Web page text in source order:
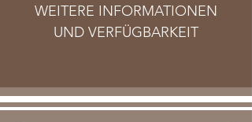
WEITERE INFORMATIONEN
UND VERFÜGBARKEIT